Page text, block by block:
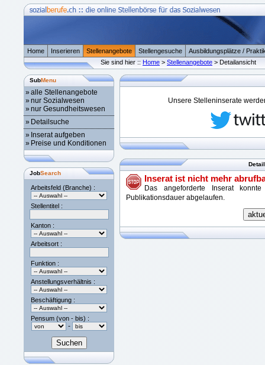
Home Inserieren Stellenangebote Stellengesuche
Ausbildungsplätze /
Sie sind hier :: Home > Stellenangebote > Detailansicht
SubMenu
»alle Stellenangebote
»nur Sozialwesen
»nur Gesundheitswesen
» Detailsuche
» Inserat aufgeben
» Preise und Konditionen
JobSearch
Arbeitsfeld (Branche) :
Stellentitel :
Kanton :
Arbeitsort :
Funktion :
Anstellungsverhältnis :
Beschäftigung :
Pensum (von - bis) :
-
Unsere Stelleninserate
Inserat ist nicht mehr
Das angeforderte Inserat
Publikationsdauer abgelaufen.